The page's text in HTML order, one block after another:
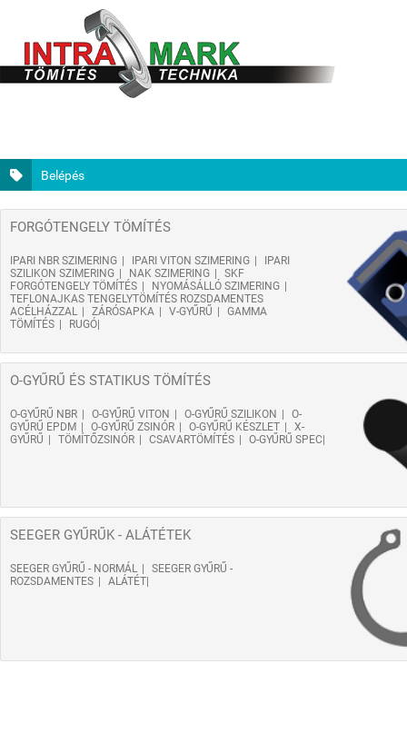
Belépés
FORGÓTENGELY TÖMÍTÉS
IPARI NBR SZIMERING IPARI VITON SZIMERING
IPARI
SZILIKON SZIMERING
NAK SZIMERING
SKF
FORGÓTENGELY TÖMÍTÉS
NYOMÁSÁLLÓ SZIMERING
TEFLONAJKAS TENGELYTÖMÍTÉS ROZSDAMENTES
ACÉLHÁZZAL
ZÁRÓSAPKA V-GYŰRŰ
GAMMA
TÖMÍTÉS
RUGÓ
O-GYŰRŰ ÉS STATIKUS TÖMÍTÉS
O-GYŰRŰ NBR O-GYŰRŰ VITON O-GYŰRŰ SZILIKON
O-
GYŰRŰ EPDM
O-GYŰRŰ ZSINÓR O-GYŰRŰ KÉSZLET
X-
GYŰRŰ
TÖMÍTŐZSINÓR CSAVARTÖMÍTÉS O-GYŰRŰ SPEC
SEEGER GYŰRŰK - ALÁTÉTEK
SEEGER GYŰRŰ - NORMÁL
SEEGER GYŰRŰ -
ROZSDAMENTES
ALÁTÉT